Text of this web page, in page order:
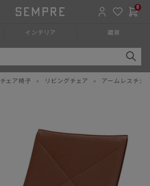
0
インテリア 雑貨
チェア椅子 » リビングチェア » アームレスチェ